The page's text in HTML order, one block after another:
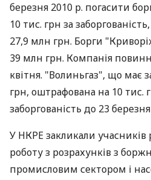
березня 2010 р. погасити
10 тис. грн за
27,9 млн грн. Борги
39 млн грн. Компанія
квітня. "Волиньгаз", що має
грн, оштрафована на 10 тис.
заборгованість до 23
У НКРЕ закликали
роботу з розрахунків з
промисловим сектором і